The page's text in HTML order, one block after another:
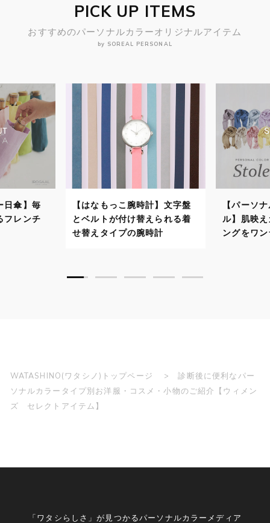
PICK UP ITEMS
おすすめのパーソナルカラーオリジナルアイテム
by SOREAL PERSONAL
はなもっこ腕時計】文字盤
ベルトが付け替えられる着
替えタイプの腕時計
【パーソナルカラーストー
ル】肌映えカラーでスタイリ
ングをワンランクアップ！
WATASHINO(ワタシノ)トップページ
診断後に便利なパー
ソナルカラータイプ別お洋服・コスメ・小物のご紹介【ウィメン
ズ セレクトアイテム】
「ワタシらしさ」が見つかるパーソナルカラーメディア